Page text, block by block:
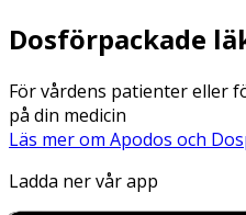
Dosförpackade
För vårdens patienter eller
på din medicin
Läs mer om Apodos och
Ladda ner vår app